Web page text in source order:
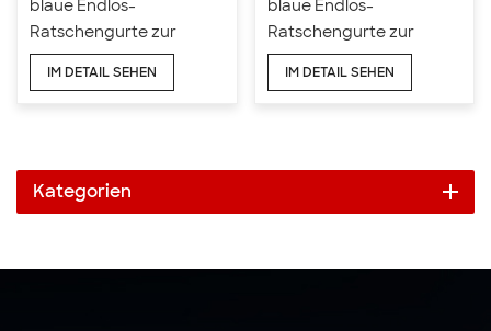
blaue Endlos-
Ratschengurte zur
Befestigung
IM DETAIL SEHEN
blaue Endlos-
Ratschengurte zur
Befestigung
IM DETAIL SEHEN
Kategorien